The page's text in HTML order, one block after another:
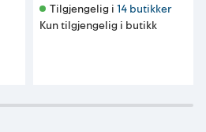
Tilgjengelig i 14 butikker
Kun tilgjengelig i butikk